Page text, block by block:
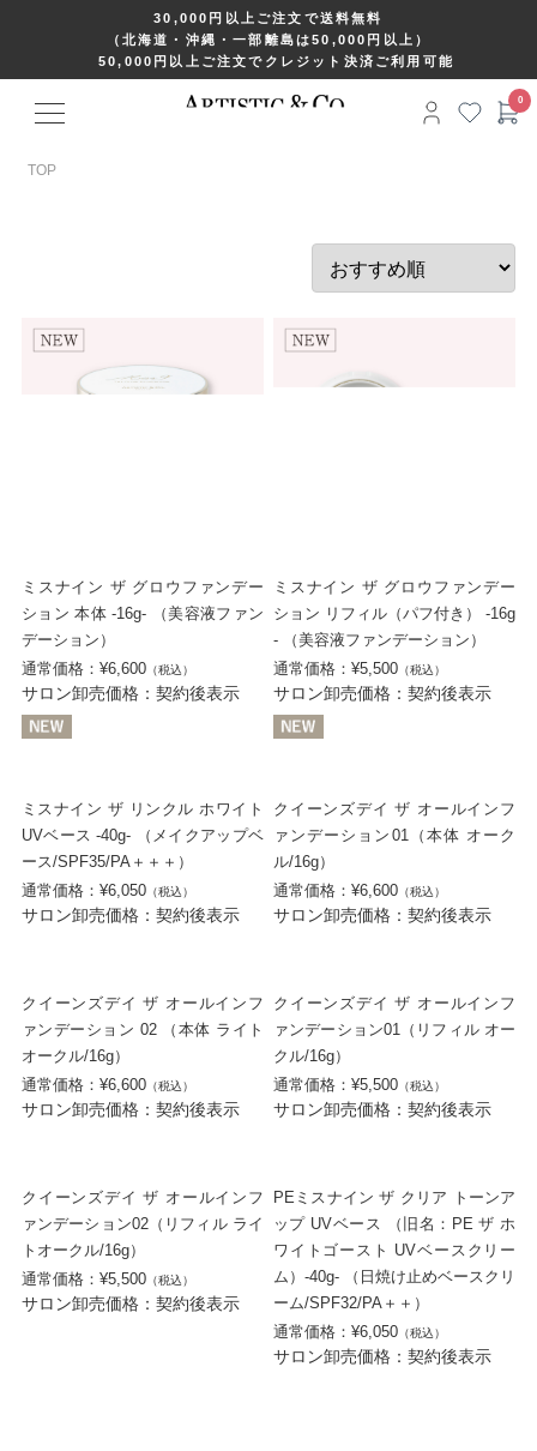
30,000円以上ご注文で送料無料
（北海道・沖縄・一部離島は50,000円以上）
50,000円以上ご注文でクレジット決済ご利用可能
TOP
ミスナイン ザ グロウファンデー
ション 本体 -16g- （美容液ファン
デーション）
通常価格：¥6,600（税込）
サロン卸売価格：契約後表示
ミスナイン ザ グロウファンデー
ション リフィル（パフ付き） -16g
- （美容液ファンデーション）
通常価格：¥5,500 （税込）
サロン卸売価格：契約後表示
ミスナイン ザ リンクル ホワイト
UVベース -40g- （メイクアップベ
ース/SPF35/PA＋＋＋）
通常価格：¥6,050（税込）
サロン卸売価格：契約後表示
クイーンズデイ ザ オールインフ
ァンデーション01（本体 オーク
ル/16g）
通常価格：¥6,600 （税込）
サロン卸売価格：契約後表示
クイーンズデイ ザ オールインフ
ァンデーション 02 （本体 ライト
オークル/16g）
通常価格：¥6,600（税込）
サロン卸売価格：契約後表示
クイーンズデイ ザ オールインフ
ァンデーション01（リフィル オー
クル/16g）
通常価格：¥5,500 （税込）
サロン卸売価格：契約後表示
クイーンズデイ ザ オールインフ
ァンデーション02（リフィル ライ
トオークル/16g）
通常価格：¥5,500（税込）
サロン卸売価格：契約後表示
PEミスナイン ザ クリア トーンア
ップ UVベース （旧名：PE ザ ホ
ワイトゴースト UVベースクリー
ム）-40g- （日焼け止めベースクリ
ーム/SPF32/PA＋＋）
通常価格：¥6,050 （税込）
サロン卸売価格：契約後表示